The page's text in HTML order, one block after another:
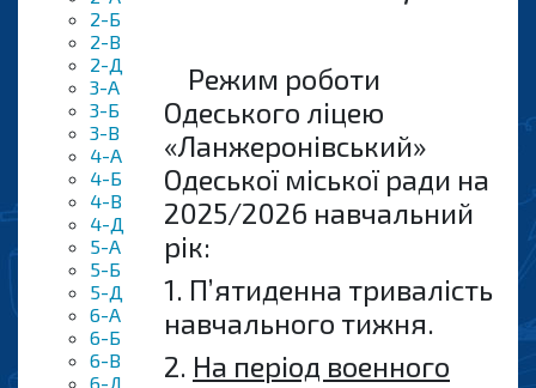
2-Б
2-B
2-Д
3-A
3-Б
3-B
4-A
4-Б
4-В
4-Д
5-А
5-Б
5-Д
6-А
6-Б
6-B
6-Д
Режим роботи
Одеського ліцею
«Ланжеронівський»
Одеської міської ради на
2025/2026 навчальний
рiк:
1. П’ятиденна тривалість
навчального тижня.
2. На період военного